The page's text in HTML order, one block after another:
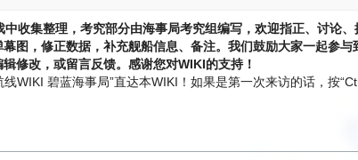
收集整理，考究部分由海事局考究组编写，欢迎指正、讨论
图，修正数据，补充舰船信息、备注。我们鼓励大家一起参
修改，或留言反馈。感谢您对WIKI的支持！
WIKI 碧蓝海事局”直达本WIKI！如果是第一次来访的话，按